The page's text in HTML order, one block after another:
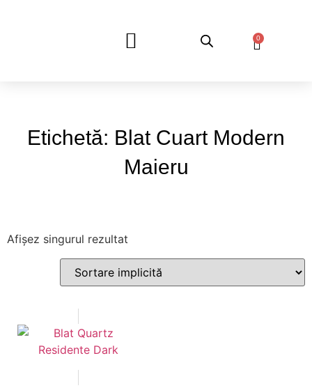
0
Etichetă: Blat Cuart Modern
Maieru
Afișez singurul rezultat